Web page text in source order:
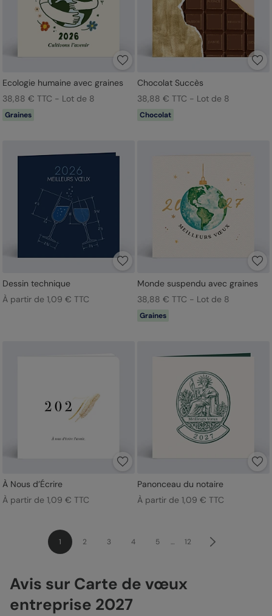
Ecologie humaine avec graines
38,88 € TTC - Lot de 8
Graines
Chocolat Succès
38,88 € TTC - Lot de 8
Chocolat
Dessin technique
À partir de 1,09 € TTC
Monde suspendu avec graines
38,88 € TTC - Lot de 8
Graines
À Nous d’Écrire
À partir de 1,09 € TTC
Panonceau du notaire
À partir de 1,09 € TTC
1 2 3 4 5 … 12
Avis sur Carte de vœux
entreprise 2027